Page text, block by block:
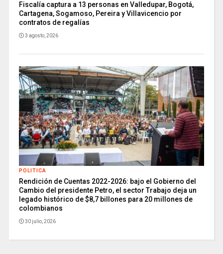
Fiscalía captura a 13 personas en Valledupar, Bogotá,
Cartagena, Sogamoso, Pereira y Villavicencio por
contratos de regalías
3 agosto, 2026
POLITICA
Rendición de Cuentas 2022-2026: bajo el Gobierno del
Cambio del presidente Petro, el sector Trabajo deja un
legado histórico de $8,7 billones para 20 millones de
colombianos
30 julio, 2026